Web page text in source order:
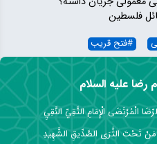
فلسطین
#فتح قریب
علیه السلام
الْمُرْتَضَى الْإِمَامِ التَّقِيِّ النَّقِيِ
تَحْتَ الثَّرَى الصِّدِّيقِ الشَّهِيدِ